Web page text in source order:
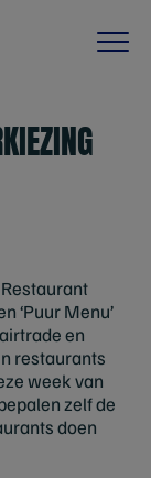
‘Puur Menu’
en
restaurants
week van
zelf de
doen